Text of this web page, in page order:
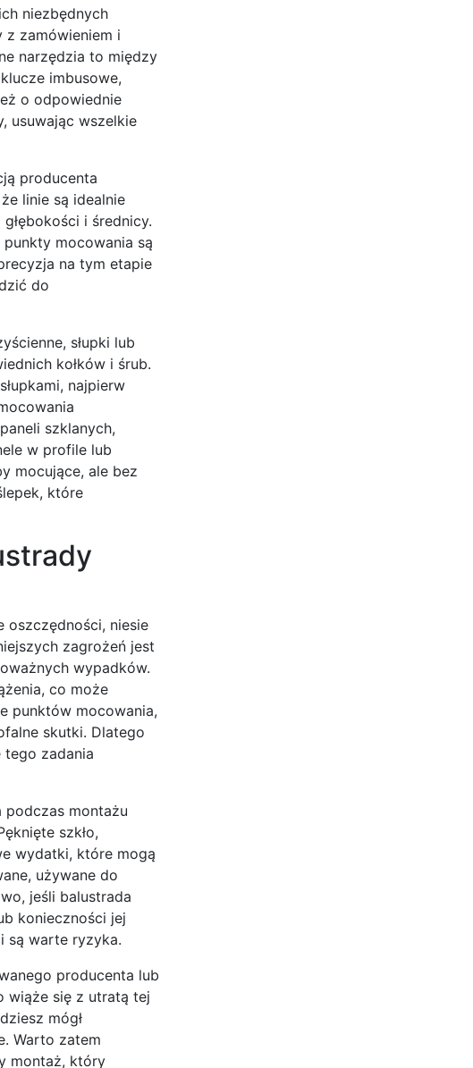
niezbędnych
z zamówieniem i
narzędzia to między
imbusowe,
o odpowiednie
usuwając wszelkie
producenta
linie są idealnie
i średnicy.
mocowania są
na tym etapie
do
słupki lub
kołków i śrub.
najpierw
szklanych,
w profile lub
mocujące, ale bez
które
oszczędności, niesie
zagrożeń jest
wypadków.
co może
punktów mocowania,
skutki. Dlatego
zadania
podczas montażu
szkło,
wydatki, które mogą
używane do
jeśli balustrada
konieczności jej
są warte ryzyka.
producenta lub
wiąże się z utratą tej
mógł
Warto zatem
montaż, który